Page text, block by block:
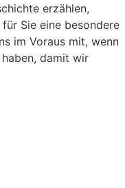
erzählen,
Sie eine besondere
im Voraus mit, wenn
damit wir